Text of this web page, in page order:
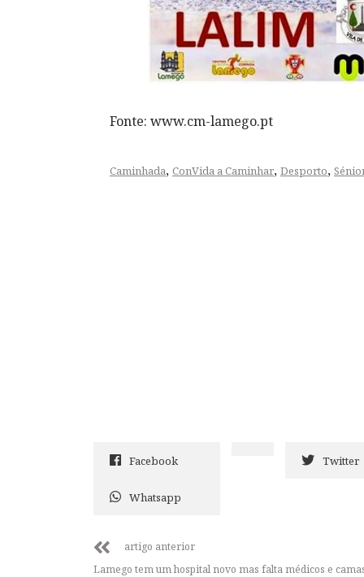
Fonte: www.cm-lamego.pt
Caminhada, ConVida a Caminhar, Desporto,
Facebook Twitter
Whatsapp
artigo anterior
Lamego tem um hospital novo mas falta médicos e